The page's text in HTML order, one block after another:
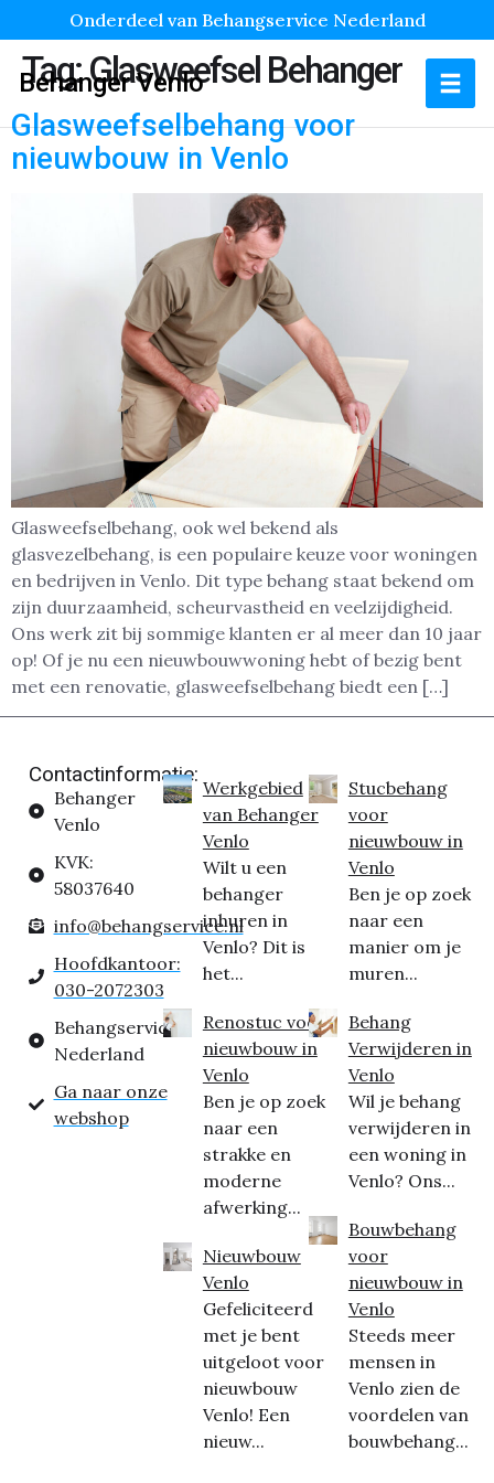
Onderdeel van Behangservice Nederland
Behanger Venlo
Tag:Glasweefsel Behanger
Glasweefselbehang voor
nieuwbouw in Venlo
Glasweefselbehang, ook wel bekend als
glasvezelbehang, is een populaire keuze voor woningen
en bedrijven in Venlo. Dit type behang staat bekend om
zijn duurzaamheid, scheurvastheid en veelzijdigheid.
Ons werk zit bij sommige klanten er al meer dan 10 jaar
op! Of je nu een nieuwbouwwoning hebt of bezig bent
met een renovatie, glasweefselbehang biedt een […]
Contactinformatie:
Behanger
Venlo
KVK:
58037640
info@behangservice.nl
Hoofdkantoor:
030-2072303
Behangservice
Nederland
Ga naar onze
webshop
Werkgebied
van Behanger
Venlo
Wilt u een
behanger
inhuren in
Venlo? Dit is
het...
Renostuc voor
nieuwbouw in
Venlo
Ben je op zoek
naar een
strakke en
moderne
afwerking...
Nieuwbouw
Venlo
Gefeliciteerd
met je bent
uitgeloot voor
nieuwbouw
Venlo! Een
nieuw...
Stucbehang
voor
nieuwbouw in
Venlo
Ben je op zoek
naar een
manier om je
muren...
Behang
Verwijderen in
Venlo
Wil je behang
verwijderen in
een woning in
Venlo? Ons...
Bouwbehang
voor
nieuwbouw in
Venlo
Steeds meer
mensen in
Venlo zien de
voordelen van
bouwbehang...